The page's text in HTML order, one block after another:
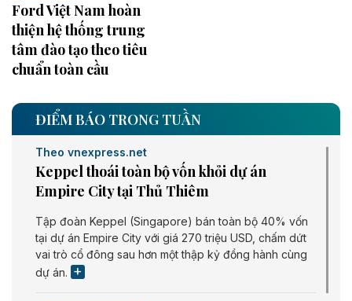
Ford Việt Nam hoàn
thiện hệ thống trung
tâm đào tạo theo tiêu
chuẩn toàn cầu
ĐIỂM BÁO TRONG TUẦN
Theo vnexpress.net
Keppel thoái toàn bộ vốn khỏi dự án
Empire City tại Thủ Thiêm
Tập đoàn Keppel (Singapore) bán toàn bộ 40% vốn
tại dự án Empire City với giá 270 triệu USD, chấm dứt
vai trò cổ đông sau hơn một thập kỷ đồng hành cùng
dự án.